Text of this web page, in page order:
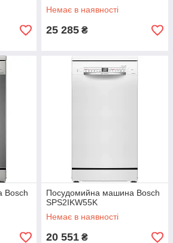
Немає в наявності
25 285 ₴
Bosch
Посудомийна машина Bosch
SPS2IKW55K
Немає в наявності
20 551 ₴